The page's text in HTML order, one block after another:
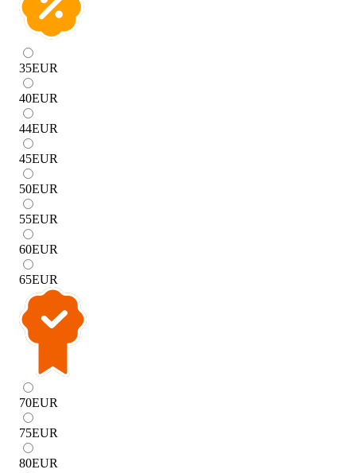
35EUR
40EUR
44EUR
45EUR
50EUR
55EUR
60EUR
65EUR
70EUR
75EUR
80EUR